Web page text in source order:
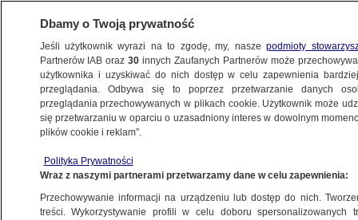
WARSZAWA
URSYNÓW
Absurd w nowym parku. Najpierw
zablokowali huśtawki, potem je
zdemontowali
Klaudia Kamieniarz
Dbamy o Twoją prywatność
Jeśli użytkownik wyrazi na to zgodę, my, naszepodmioty
Partnerów IAB oraz30 innych Zaufanych Partnerów może
użytkownika i uzyskiwać do nich dostęp w celu zapewnienia
przeglądania. Odbywa się to poprzez przetwarzanie danych
przeglądania przechowywanych w plikach cookie. Użytkownik może
się przetwarzaniu w oparciu o uzasadniony interes w dowolnym
plików cookie i reklam”.
Polityka Prywatności
Wraz z naszymi partnerami przetwarzamy dane w celu zapewnienia:
Przechowywanie informacji na urządzeniu lub dostęp do nich.
treści. Wykorzystywanie profili w celu doboru spersonalizowanych